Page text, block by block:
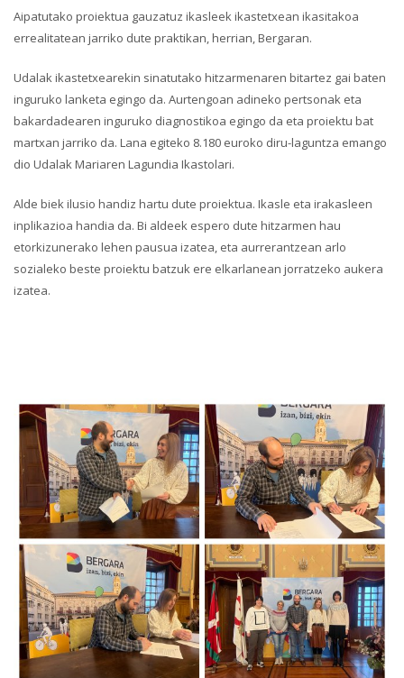
Aipatutako proiektua gauzatuz ikasleek ikastetxean ikasitakoa
errealitatean jarriko dute praktikan, herrian, Bergaran.
Udalak ikastetxearekin sinatutako hitzarmenaren bitartez gai baten
inguruko lanketa egingo da. Aurtengoan adineko pertsonak eta
bakardadearen inguruko diagnostikoa egingo da eta proiektu bat
martxan jarriko da. Lana egiteko 8.180 euroko diru-laguntza emango
dio Udalak Mariaren Lagundia Ikastolari.
Alde biek ilusio handiz hartu dute proiektua. Ikasle eta irakasleen
inplikazioa handia da. Bi aldeek espero dute hitzarmen hau
etorkizunerako lehen pausua izatea, eta aurrerantzean arlo
sozialeko beste proiektu batzuk ere elkarlanean jorratzeko aukera
izatea.